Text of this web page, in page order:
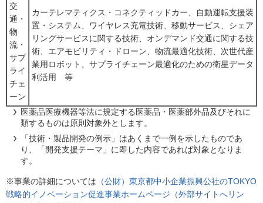
交
通・
物
流・
サプ
ライ
チェ
ーン
カーテレマティクス・コネクティッドカー、自動運転支援装
置・システム、ワイヤレス充電技術、移動サービス、シェア
リングサービスに関する技術、オンデマンド交通に関する技
術、エアモビリティ・ドローン、物流最適化技術、次世代産
業用ロボット、サプライチェーン最適化のための衛星データ
利活用 等
医薬品医療機器等法に規定する医薬品・医薬部外品及びそれに
類するものは原則対象外とします。
「技術・製品開発の例示」はあくまで一例を示したものであ
り、「開発支援テーマ」に即した内容であれば対象となりま
す。
※事業の詳細については （公財）東京都中小企業振興公社のTOKYO
戦略的イノベーション促進事業ホームページ（外部サイトへリン